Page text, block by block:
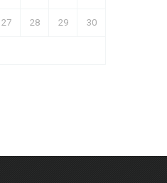
27 28 29 30